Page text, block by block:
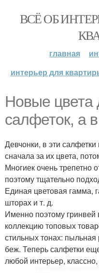
ВСЁ ОБ
главная
интерьер для
Новые цвета
салфеток, а
Девчонки, в эти
сначала за их цвета,
Многиек очень трепетно
поэтому тщательно
Единая цветовая гамма,
шторах и т. д.
Именно поэтому
коллекцию топовых
стильных тонах:
беж. Теперь салфетки
любой интерьер,